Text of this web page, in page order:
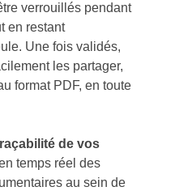
verrouillés pendant
en restant
Une fois validés,
les partager,
format PDF, en toute
de vos
temps réel des
au sein de